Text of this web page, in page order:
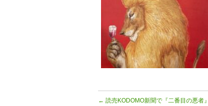
← 読売KODOMO新聞で『二番目の悪者